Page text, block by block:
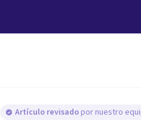
Artículo revisado por nuestro